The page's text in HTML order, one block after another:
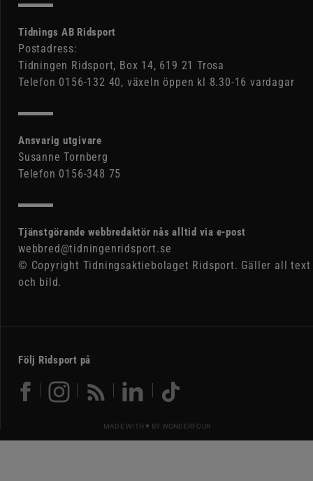
Tidnings AB Ridsport
Postadress:
Tidningen Ridsport, Box 14, 619 21 Trosa
Telefon 0156-132 40, växeln öppen kl 8.30-16 vardagar
Ansvarig utgivare
Susanne Tornberg
Telefon 0156-348 75
Tjänstgörande webbredaktör nås alltid via e-post
webbred@tidningenridsport.se
© Copyright Tidningsaktiebolaget Ridsport. Gäller all text
och bild.
Följ Ridsport på
MADE WITH ♥ BY WONDERFOUR